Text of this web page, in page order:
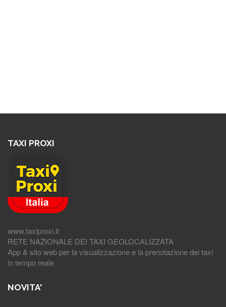
TAXI PROXI
www.taxiproxi.it
RETE NAZIONALE DEI TAXI GEOLOCALIZZATA
App & sito web per la visualizzazione e la prenotazione dei taxi
in tempo reale
NOVITA'